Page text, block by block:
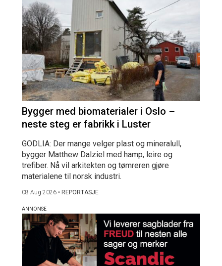
Bygger med biomaterialer i Oslo –
neste steg er fabrikk i Luster
GODLIA: Der mange velger plast og mineralull,
bygger Matthew Dalziel med hamp, leire og
trefiber. Nå vil arkitekten og tømreren gjøre
materialene til norsk industri.
08 Aug 2026 • REPORTASJE